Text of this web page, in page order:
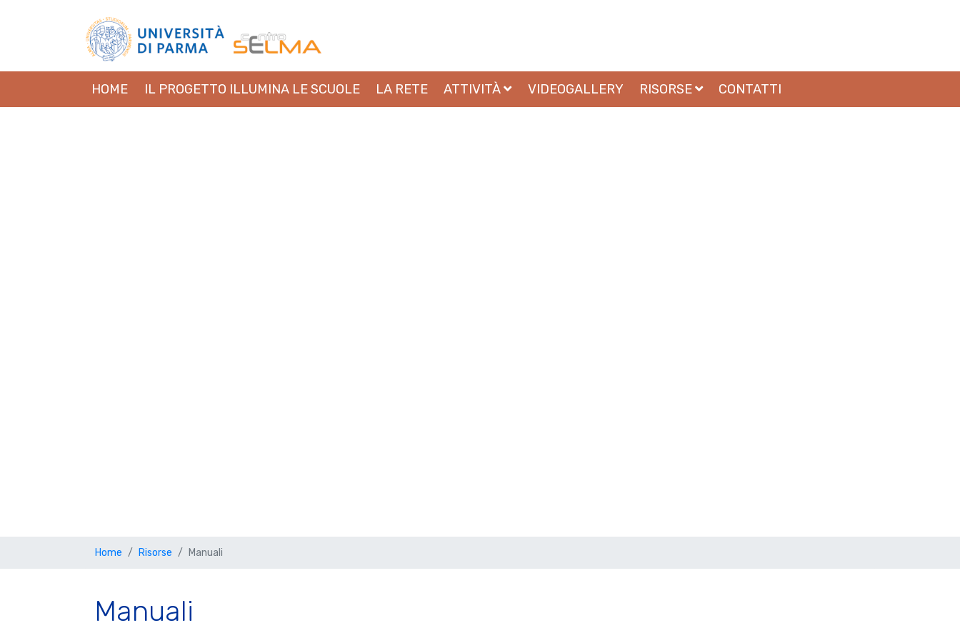
HOME IL PROGETTO ILLUMINA LE SCUOLE LA RETE ATTIVITÀ VIDEOGALLERY RISORSE CONTATTI
Home Risorse Manuali
Manuali